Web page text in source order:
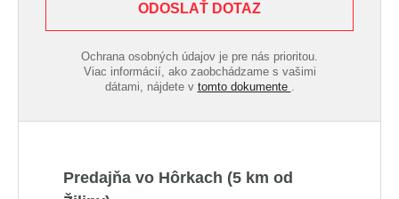
ODOSLAŤ DOTAZ
Ochrana osobných údajov je pre nás prioritou.
Viac informácií, ako zaobchádzame s vašimi
dátami, nájdete v tomto dokumente
Predajňa vo Hôrkach (5 km od